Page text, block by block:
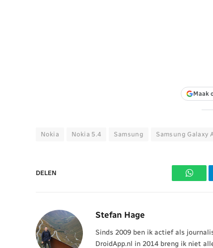
Maak
Nokia Nokia 5.4 Samsung Samsung Galaxy
DELEN
Stefan Hage
Sinds 2009 ben ik actief als
DroidApp.nl in 2014 breng ik niet